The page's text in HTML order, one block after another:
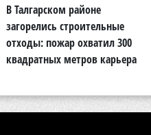
В Талгарском районе
загорелись строительные
отходы: пожар охватил 300
квадратных метров карьера